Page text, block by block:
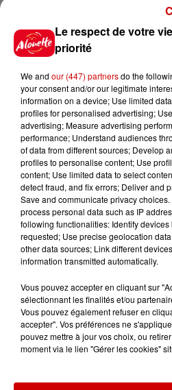
Gagnez
Festival du
Gagnez
Musée du
Mans !
Alouette
Le Duel -
en jet ski !
Le respect de votre
priorité
We and our (447) partnersdo the
your consent and/or our legitimate
information on a device; Use limited
profiles for personalised advertising;
advertising; Measure advertising
performance; Understand audiences
of data from different sources; Develop
profiles to personalise content; Use
content; Use limited data to select
detect fraud, and fix errors; Deliver and
Save and communicate privacy
process personal data such as IP
following functionalities: Identify
requested; Use precise geolocation
other data sources; Link different
information transmitted automatically.
Vous pouvez accepter en cliquant sur
sélectionnant les finalités et/ou
Vous pouvez également refuser en
accepter". Vos préférences ne
pouvez mettre à jour vos choix, ou
moment via le lien "Gérer les cookies"